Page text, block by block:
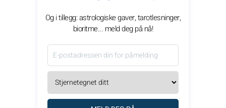
Og i tillegg: astrologiske gaver, tarotlesninger,
bioritme... meld deg på nå!